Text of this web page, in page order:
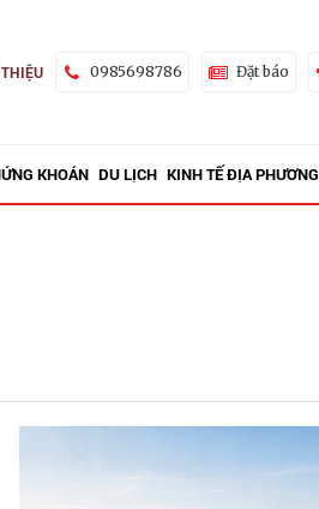
0985698786 Đặt báo
KHOÁN DU LỊCH KINH TẾ ĐỊA PHƯƠNG